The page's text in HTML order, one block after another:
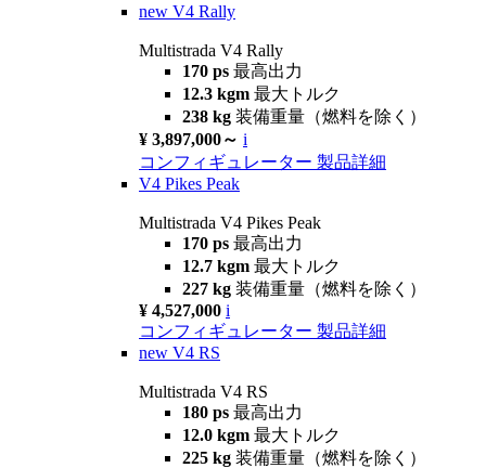
new V4 Rally
Multistrada V4 Rally
170 ps 最高出力
12.3 kgm 最大トルク
238 kg 装備重量（燃料を除く）
¥ 3,897,000～ i
コンフィギュレーター 製品詳細
V4 Pikes Peak
Multistrada V4 Pikes Peak
170 ps 最高出力
12.7 kgm 最大トルク
227 kg 装備重量（燃料を除く）
¥ 4,527,000 i
コンフィギュレーター 製品詳細
new V4 RS
Multistrada V4 RS
180 ps 最高出力
12.0 kgm 最大トルク
225 kg 装備重量（燃料を除く）